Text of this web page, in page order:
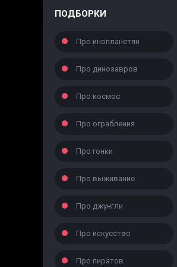
ПОДБОРКИ
Про инопланетян
Про динозавров
Про космос
Про ограбления
Про гонки
Про выживание
Про джунгли
Про искусство
Про пиратов